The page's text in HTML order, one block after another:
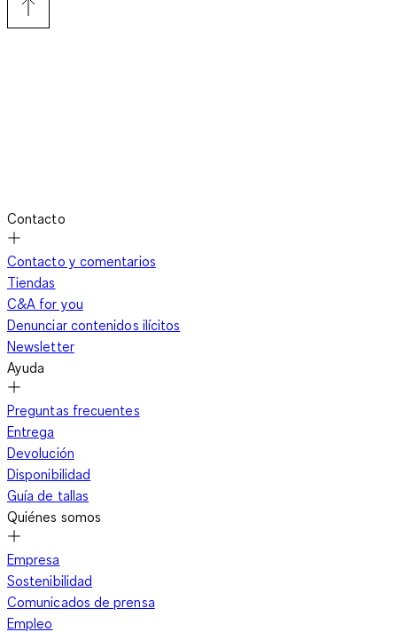
Contacto
Contacto y comentarios
Tiendas
C&A for you
Denunciar contenidos ilícitos
Newsletter
Ayuda
Preguntas frecuentes
Entrega
Devolución
Disponibilidad
Guía de tallas
Quiénes somos
Empresa
Sostenibilidad
Comunicados de prensa
Empleo